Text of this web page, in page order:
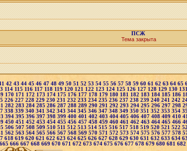
ПСЖ
Тема закрыта
42 43 44 45 46 47 48 49 50 51 52 53 54 55 56 57 58 59 6061 62 63 64 65
114 115 116 117118 119 120 121 122 123 124 125 126 127 128 129 130 131
170 171 172 173 174 175 176 177 178 179 180 181 182 183 184 185 186
226227 228 229 230 231 232 233 234 235 236 237 238 239 240 241 242
282 283 284 285 286 287 288 289 290 291 292 293 294 295 296 297 298
338 339 340 341 342 343 344 345 346 347 348 349 350 351 352 353 354
394 395 396 397 398 399 400 401 402 403 404 405 406 407 408 409 410
450 451 452 453 454 455 456 457 458 459 460 461 462 463 464 465 466
506 507 508 509 510 511 512 513 514 515 516 517 518 519 520 521 522
562 563 564 565 566 567 568 569 570 571 572 573 574 575 576 577 578
618 619 620 621 622 623 624 625 626 627 628 629 630 631 632 633 634
665 666 667 668 669 670 671 672 673 674 675 676 677 678 679 680 681 682